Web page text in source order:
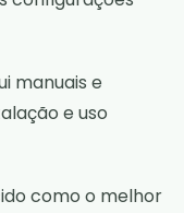
manuais e
e uso
como o melhor